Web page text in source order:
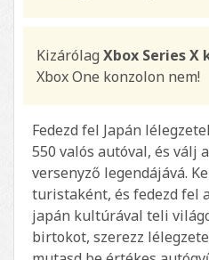
Kizárólag Xbox Series
Xbox One konzolon nem!
Fedezd fel Japán
550 valós autóval, és válj
versenyző legendájává.
turistaként, és fedezd fel
japán kultúrával teli
birtokot, szerezz